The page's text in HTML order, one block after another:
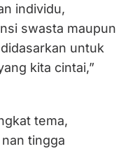
individu,
swasta maupun
untuk
kita cintai,”
tema,
tingga